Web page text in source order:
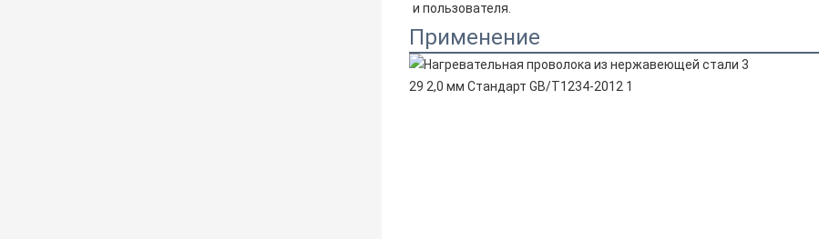
и пользователя.
Применение